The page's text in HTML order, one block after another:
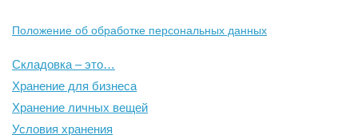
Положение об обработке персональных данных
Складовка – это…
Хранение для бизнеса
Хранение личных вещей
Условия хранения